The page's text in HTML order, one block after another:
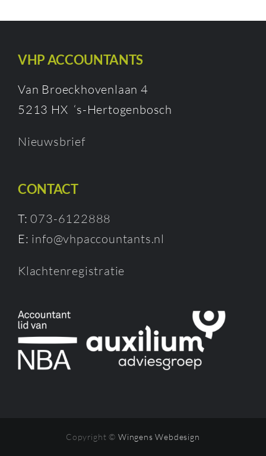
VHP ACCOUNTANTS
Van Broeckhovenlaan 4
5213 HX ‘s-Hertogenbosch
Nieuwsbrief
CONTACT
T:073-6122888
E: info@vhpaccountants.nl
Klachtenregistratie
Copyright © Wingens Webdesign